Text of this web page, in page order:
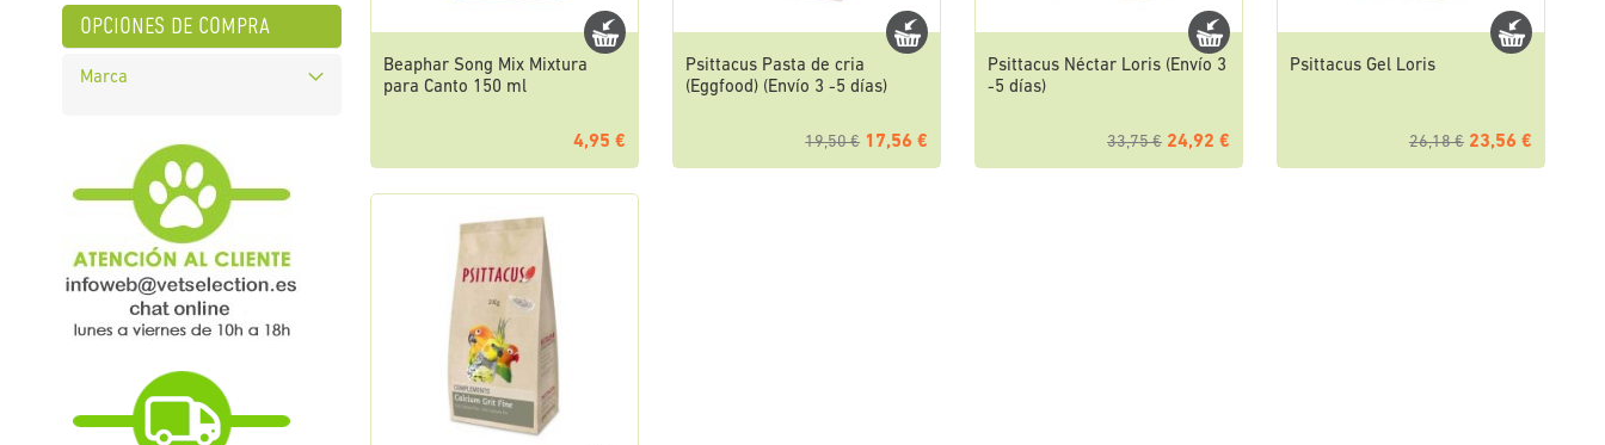
Beaphar Song Mix Mixtura
para Canto 150 ml
4,95 €
Psittacus Pasta de cria
(Eggfood) (Envío 3 -5 días)
19,50 € 17,56 €
Psittacus Néctar Loris (Envío 3
-5 días)
33,75 € 24,92 €
Psittacus Gel Loris
26,18 € 23,56 €
opciones de compra
Marca